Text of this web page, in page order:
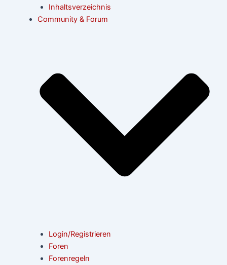
Inhaltsverzeichnis
Community & Forum
Login/Registrieren
Foren
Forenregeln